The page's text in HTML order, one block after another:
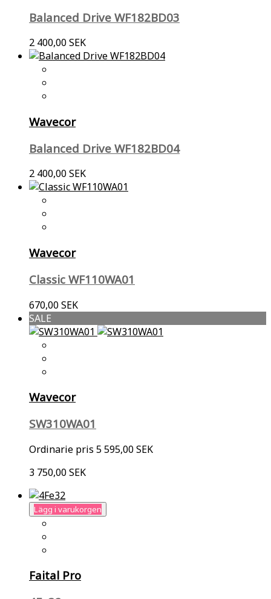
Balanced Drive WF182BD03
2 400,00 SEK
Wavecor
Balanced Drive WF182BD04
2 400,00 SEK
Wavecor
Classic WF110WA01
670,00 SEK
SALE
Wavecor
SW310WA01
Ordinarie pris 5 595,00 SEK
3 750,00 SEK
Lägg i varukorgen
Faital Pro